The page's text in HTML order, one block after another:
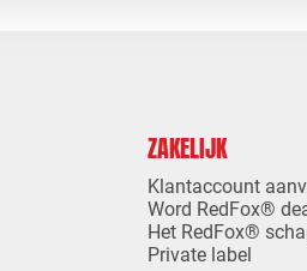
ZAKELIJK
Klantaccount
Word RedFox®
Het RedFox®
Private label